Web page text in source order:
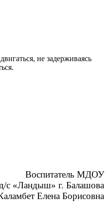
не задерживаясь
Воспитатель МДОУ
д/с «Ландыш» г. Балашова
Елена Борисовна